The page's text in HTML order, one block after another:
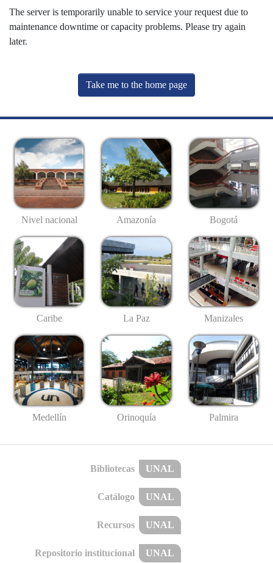
The server is temporarily unable to service your request due to
maintenance downtime or capacity problems. Please try again
later.
Take me to the home page
Nivel nacional Amazonía Bogotá
Caribe La Paz Manizales
Medellín Orinoquía Palmira
Bibliotecas UNAL
Catálogo UNAL
Recursos UNAL
Repositorio institucional UNAL